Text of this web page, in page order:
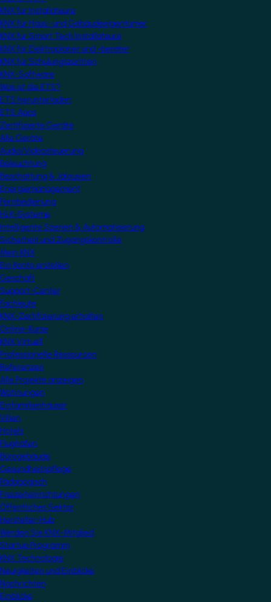
KNX für Installateure
KNX für Haus- und Gebäudeeigentümer
KNX für Smart Tech Installateure
KNX für Elektroplaner und -berater
KNX für Schulungszentren
KNX-Software
Was ist die ETS?
ETS herunterladen
ETS Apps
Zertifizierte Geräte
Alle Geräte
Audio/Videosteuerung
Beleuchtung
Beschattung & Jalousien
Energiemanagement
Fernbedienung
HLK-Systeme
Intelligente Szenen & Automatisierung
Sicherheit und Zugangskontrolle
Mein KNX
Ein Konto erstellen
Geschäft
Support-Center
Fachleute
KNX-Zertifizierung erhalten
Online-Kurse
KNX Virtuell
Professionelle Ressourcen
Referenzen
Alle Projekte anzeigen
Wohnungen
Einfamilienhäuser
Villen
Hotels
Flughäfen
Bürogebäude
Gesundheitspflege
Pädagogisch
Freizeiteinrichtungen
Öffentliches Sektor
Hersteller-Hub
Werden Sie KNX-Mitglied
Startup Programm
KNX Technologie
Neuigkeiten und Einblicke
Nachrichten
Einblicke